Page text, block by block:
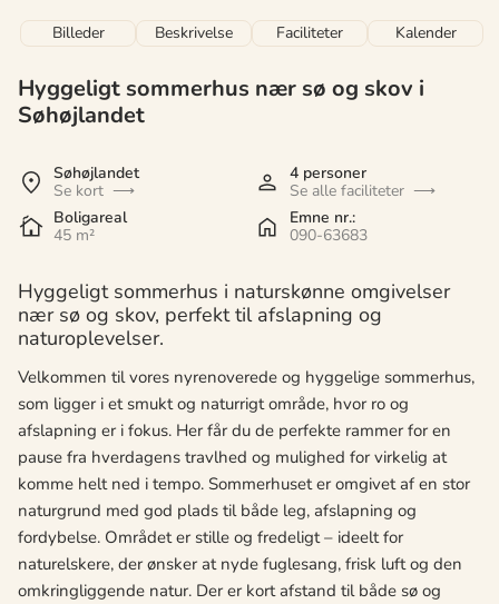
Billeder Beskrivelse Faciliteter Kalender
Hyggeligt sommerhus nær sø og skov i
Søhøjlandet
Søhøjlandet
Se kort
4 personer
Se alle faciliteter
Boligareal
45 m²
Emne nr.:
090-63683
Hyggeligt sommerhus i naturskønne omgivelser
nær sø og skov, perfekt til afslapning og
naturoplevelser.
Velkommen til vores nyrenoverede og hyggelige sommerhus,
som ligger i et smukt og naturrigt område, hvor ro og
afslapning er i fokus. Her får du de perfekte rammer for en
pause fra hverdagens travlhed og mulighed for virkelig at
komme helt ned i tempo. Sommerhuset er omgivet af en stor
naturgrund med god plads til både leg, afslapning og
fordybelse. Området er stille og fredeligt – ideelt for
naturelskere, der ønsker at nyde fuglesang, frisk luft og den
omkringliggende natur. Der er kort afstand til både sø og